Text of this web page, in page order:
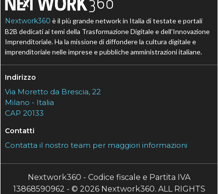
Nextwork360 è il più grande network in Italia di testate e portali
B2B dedicati ai temi della Trasformazione Digitale e dell’Innovazione
Imprenditoriale. Ha la missione di diffondere la cultura digitale e
imprenditoriale nelle imprese e pubbliche amministrazioni italiane.
Indirizzo
Via Moretto da Brescia, 22
Milano - Italia
CAP 20133
Contatti
Contatta il nostro team per maggiori informazioni
Nextwork360 - Codice fiscale e Partita IVA
13868590962 - © 2026 Nextwork360. ALL RIGHTS